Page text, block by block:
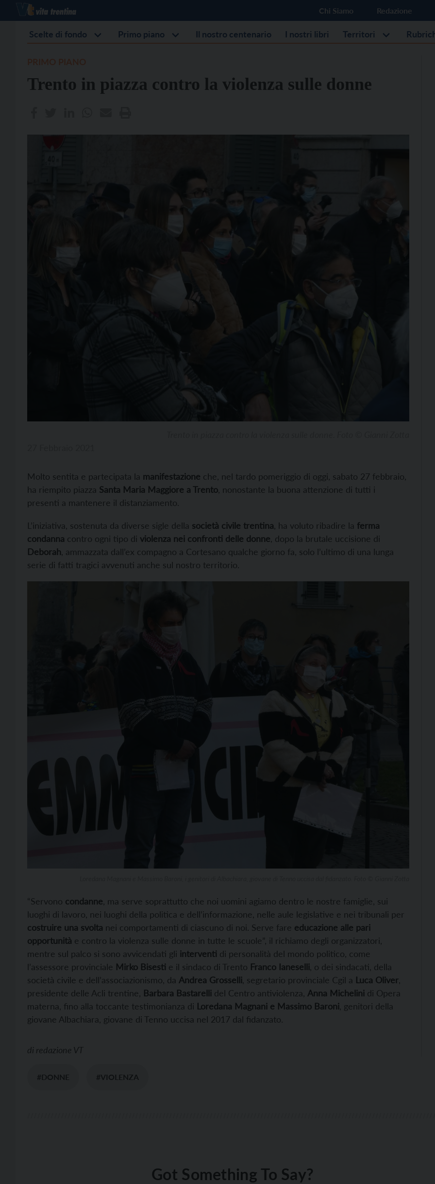
Chi Siamo Redazione
Scelte di fondo Primo piano Il nostro centenario I nostri libri Territori
Trento in piazza contro la violenza sulle donne
Molto sentita e partecipata la manifestazione che, nel tardo pomeriggio di oggi, sabato 27 febbraio,
ha riempito piazza Santa Maria Maggiore a Trento, nonostante la buona attenzione di tutti i
presenti a mantenere il distanziamento.
L’iniziativa, sostenuta da diverse sigle della società civile trentina, ha voluto ribadire la ferma
condanna contro ogni tipo di violenza nei confronti delle donne, dopo la brutale uccisione di
Deborah, ammazzata dall’ex compagno a Cortesano qualche giorno fa, solo l’ultimo di una lunga
serie di fatti tragici avvenuti anche sul nostro territorio.
“Servono condanne , ma serve soprattutto che noi uomini agiamo dentro le nostre famiglie, sui
luoghi di lavoro, nei luoghi della politica e dell’informazione, nelle aule legislative e nei tribunali per
costruire una svolta nei comportamenti di ciascuno di noi. Serve fare educazione alle pari
opportunità e contro la violenza sulle donne in tutte le scuole”, il richiamo degli organizzatori,
mentre sul palco si sono avvicendati gli interventi di personalità del mondo politico, come
l’assessore provinciale Mirko Bisesti e il sindaco di Trento Franco Ianeselli , o dei sindacati, della
società civile e dell’associazionismo, da Andrea Grosselli , segretario provinciale Cgil a Luca Oliver
presidente delle Acli trentine, Barbara Bastarelli del Centro antiviolenza, Anna Michelini di Opera
materna, fino alla toccante testimonianza di Loredana Magnani e Massimo Baroni , genitori della
giovane Albachiara, giovane di Tenno uccisa nel 2017 dal fidanzato.
di redazione VT
#DONNE #VIOLENZA
Got Something To Say?